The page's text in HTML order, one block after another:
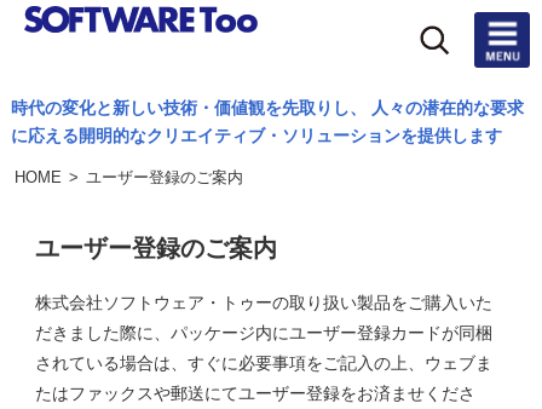
製
品
用
事
例
時代の変化と新しい技術・価値観を先取りし、 人々の潜在的な要求
に応える開明的なクリエイティブ・ソリューションを提供します
HOME > ユーザー登録のご案内
ユーザー登録のご案内
株式会社ソフトウェア・トゥーの取り扱い製品をご購入いた
だきました際に、パッケージ内にユーザー登録カードが同梱
されている場合は、すぐに必要事項をご記入の上、ウェブま
たはファックスや郵送にてユーザー登録をお済ませくださ